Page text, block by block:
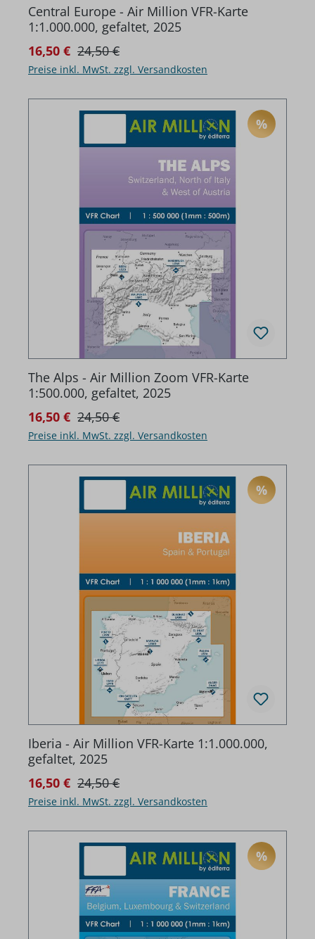
Central Europe - Air Million VFR-Karte
1:1.000.000, gefaltet, 2025
Verkaufspreis:
16,50 € Regulärer Preis:
24,50 €
Preise inkl. MwSt. zzgl. Versandkosten
RABATT
%
The Alps - Air Million Zoom VFR-Karte
1:500.000, gefaltet, 2025
Verkaufspreis:
16,50 € Regulärer Preis:
24,50 €
Preise inkl. MwSt. zzgl. Versandkosten
RABATT
%
Iberia - Air Million VFR-Karte 1:1.000.000,
gefaltet, 2025
Verkaufspreis:
16,50 € Regulärer Preis:
24,50 €
Preise inkl. MwSt. zzgl. Versandkosten
RABATT
%